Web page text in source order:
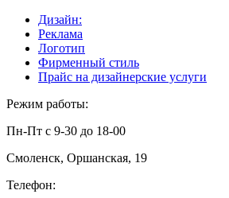
Дизайн:
Реклама
Логотип
Фирменный стиль
Прайс на дизайнерские услуги
Режим работы:
Пн-Пт с 9-30 до 18-00
Смоленск, Оршанская, 19
Телефон: